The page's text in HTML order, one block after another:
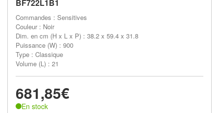
BF722L1B1
Commandes : Sensitives
Couleur : Noir
Dim. en cm (H x L x P) : 38.2 x 59.4 x 31.8
Puissance (W) : 900
Type : Classique
Volume (L) : 21
681,85€
En stock